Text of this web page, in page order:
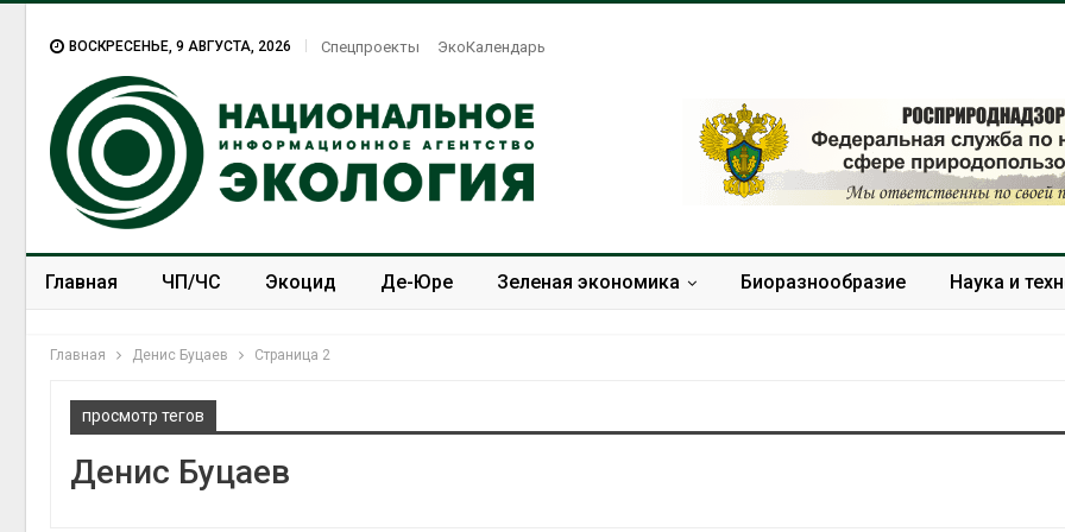
ВОСКРЕСЕНЬЕ, 9 АВГУСТА, 2026 Спецпроекты ЭкоКалендарь
Главная ЧП/ЧС Экоцид Де-Юре Зеленая экономика Биоразнообразие Наука и
Главная Денис Буцаев Страница 2
просмотр тегов
Денис Буцаев
Жара